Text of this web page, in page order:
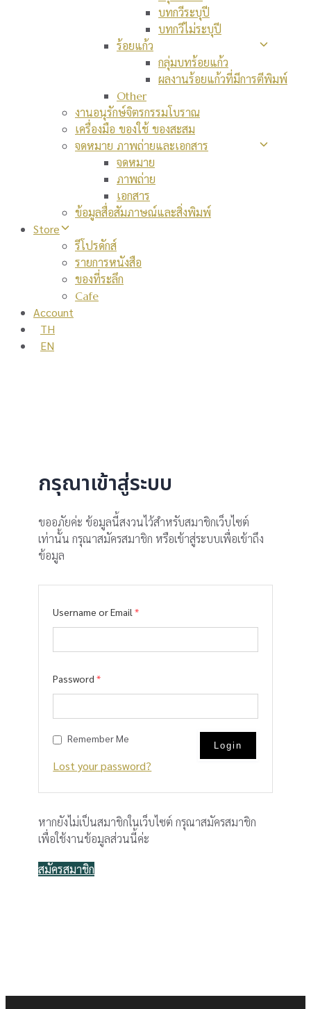
บทกวีระบุปี
บทกวีไม่ระบุปี
ร้อยแก้ว
กลุ่มบทร้อยแก้ว
ผลงานร้อยแก้วที่มีการตีพิมพ์
Other
งานอนุรักษ์จิตรกรรมโบราณ
เครื่องมือ ของใช้ ของสะสม
จดหมาย ภาพถ่ายและเอกสาร
จดหมาย
ภาพถ่าย
เอกสาร
ข้อมูลสื่อสัมภาษณ์และสิ่งพิมพ์
Store
รีโปรดักส์
รายการหนังสือ
ของที่ระลึก
Cafe
Account
TH
EN
กรุณาเข้าสู่ระบบ
ขออภัยค่ะ ข้อมูลนี้สงวนไว้สำหรับสมาชิกเว็บไซต์
เท่านั้น กรุณาสมัครสมาชิก หรือเข้าสู่ระบบเพื่อเข้าถึง
ข้อมูล
Username or Email*
Password*
Remember Me
Lost your password?
หากยังไม่เป็นสมาชิกในเว็บไซต์ กรุณาสมัครสมาชิก
เพื่อใช้งานข้อมูลส่วนนี้ค่ะ
สมัครสมาชิก